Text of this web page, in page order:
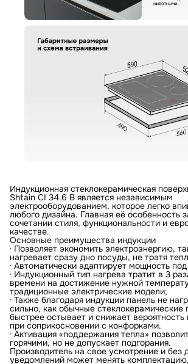
Индукционная стеклокерамическая
Shtain CI 34.6 B является независимым
электрооборудованием, которое легко
любого дизайна. Главная её особенность
сочетании стиля, функциональности и
качестве.
Основные преимущества индукции
· Позволяет экономить электроэнергию,
нагревает сразу дно посуды, не тратя
· Автоматически адаптирует мощность
· Индукционный тип нагрева тратит в 3
времени на достижение нужной
традиционные электрические модели;
· Также благодаря индукции панель не
сильно, как обычные стеклокерамические
быстрее остывает и снижает вероятность
при соприкосновении с конфорками.
· Активация «поддержания тепла»
горячими, но не допускает подгорания.
Производитель на свое усмотрение и без
уведомлений может менять
Оформить заказ
Отправить отзыв
С условиями "Пользовательского соглашения" ознакомлен